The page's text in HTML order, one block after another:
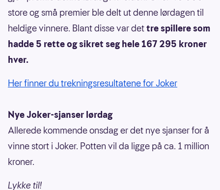
store og små premier ble delt ut denne lørdagen til
heldige vinnere. Blant disse var dettre spillere som
hadde 5 rette og sikret seg hele 167 295 kroner
hver.
Her finner du trekningsresultatene for Joker
Nye Joker-sjanser lørdag
Allerede kommende onsdag er det nye sjanser for å
vinne stort i Joker. Potten vil da ligge på ca. 1 million
kroner.
Lykke til!